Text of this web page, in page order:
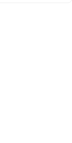
お早めにお召